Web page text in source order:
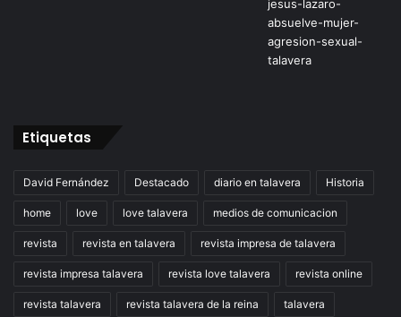
Etiquetas
David Fernández Destacado diario en talavera Historia
home love love talavera medios de comunicacion
revista revista en talavera revista impresa de talavera
revista impresa talavera revista love talavera revista online
revista talavera revista talavera de la reina talavera